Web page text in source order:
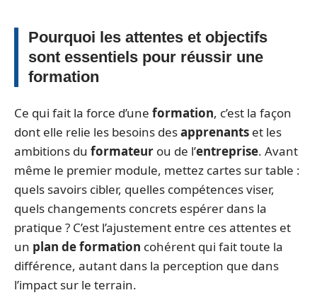
Pourquoi les attentes et objectifs
sont essentiels pour réussir une
formation
Ce qui fait la force d’une formation, c’est la façon
dont elle relie les besoins desapprenants et les
ambitions du formateur ou de l’entreprise. Avant
même le premier module, mettez cartes sur table :
quels savoirs cibler, quelles compétences viser,
quels changements concrets espérer dans la
pratique ? C’est l’ajustement entre ces attentes et
un plan de formation cohérent qui fait toute la
différence, autant dans la perception que dans
l’impact sur le terrain.